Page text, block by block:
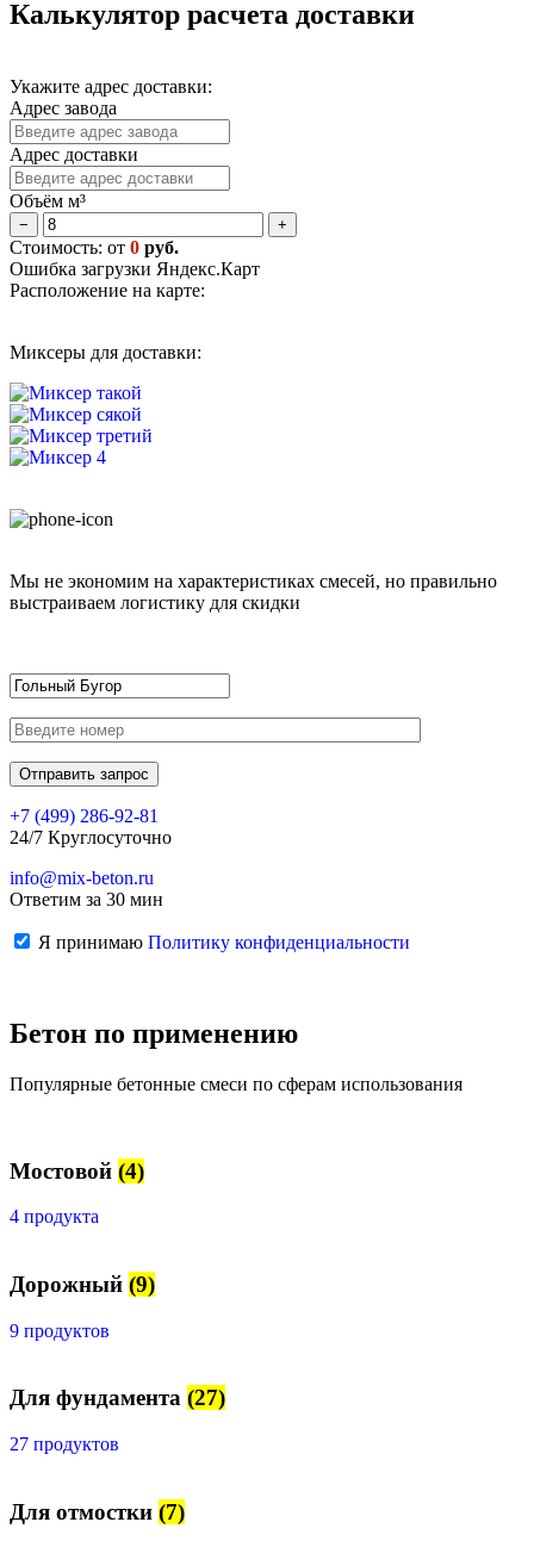
Калькулятор расчета доставки
Укажите адрес доставки:
Адрес завода
Адрес доставки
Объём м³
− +
Стоимость: от 0 руб.
Ошибка загрузки Яндекс.Карт
Расположение на карте:
Миксеры для доставки:
Мы не экономим на характеристиках смесей, но правильно
выстраиваем логистику для скидки
+7 (499) 286-92-81
24/7 Круглосуточно
info@mix-beton.ru
Ответим за 30 мин
Я принимаю Политику конфиденциальности
Бетон по применению
Популярные бетонные смеси по сферам использования
Мостовой (4)
4 продукта
Дорожный (9)
9 продуктов
Для фундамента (27)
27 продуктов
Для отмостки (7)